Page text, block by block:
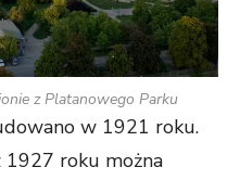
z Platanowego Parku
w 1921 roku.
1927 roku można